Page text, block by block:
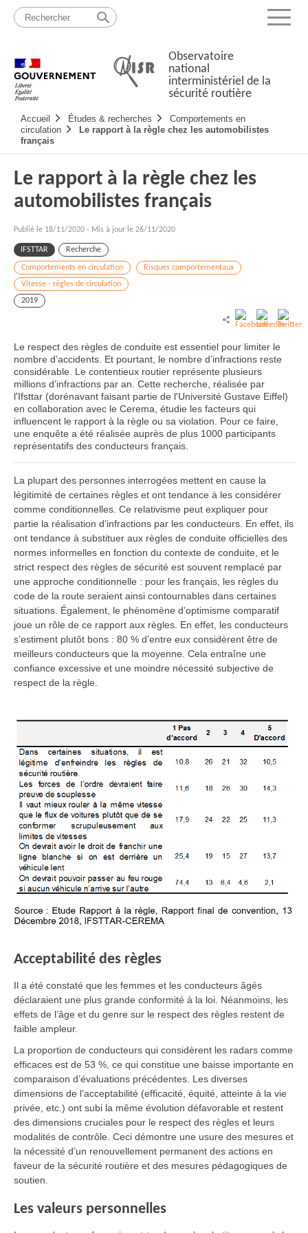
Passer
contenu
Menu
Observatoire
national
interministériel de la
sécurité routière
principale
Accueil Études & recherches
Comportements en
circulation
Le rapport à la règle chez les automobilistes
français
Le rapport à la règle chez les
automobilistes français
Publié le 18/11/2020 - Mis à jour le 26/11/2020
IFSTTAR Recherche
Comportements en circulation
Risques comportementaux
Vitesse - règles de circulation
2019
Le respect des règles de conduite est essentiel pour limiter le
nombre d’accidents. Et pourtant, le nombre d’infractions reste
considérable. Le contentieux routier représente plusieurs
millions d’infractions par an. Cette recherche, réalisée par
l'Ifsttar (dorénavant faisant partie de l'Université Gustave Eiffel)
en collaboration avec le Cerema, étudie les facteurs qui
influencent le rapport à la règle ou sa violation. Pour ce faire,
une enquête a été réalisée auprès de plus 1000 participants
représentatifs des conducteurs français.
La plupart des personnes interrogées mettent en cause la
légitimité de certaines règles et ont tendance à les considérer
comme conditionnelles. Ce relativisme peut expliquer pour
partie la réalisation d’infractions par les conducteurs. En effet, ils
ont tendance à substituer aux règles de conduite officielles des
normes informelles en fonction du contexte de conduite, et le
strict respect des règles de sécurité est souvent remplacé par
une approche conditionnelle : pour les français, les règles du
code de la route seraient ainsi contournables dans certaines
situations. Également, le phénomène d’optimisme comparatif
joue un rôle de ce rapport aux règles. En effet, les conducteurs
s’estiment plutôt bons : 80 % d’entre eux considèrent être de
meilleurs conducteurs que la moyenne. Cela entraîne une
confiance excessive et une moindre nécessité subjective de
respect de la règle.
Acceptabilité des règles
Il a été constaté que les femmes et les conducteurs âgés
déclaraient une plus grande conformité à la loi. Néanmoins, les
effets de l’âge et du genre sur le respect des règles restent de
faible ampleur.
La proportion de conducteurs qui considèrent les radars comme
efficaces est de 53 %, ce qui constitue une baisse importante en
comparaison d’évaluations précédentes. Les diverses
dimensions de l’acceptabilité (efficacité, équité, atteinte à la vie
privée, etc.) ont subi la même évolution défavorable et restent
des dimensions cruciales pour le respect des règles et leurs
modalités de contrôle. Ceci démontre une usure des mesures et
la nécessité d’un renouvellement permanent des actions en
faveur de la sécurité routière et des mesures pédagogiques de
soutien.
Les valeurs personnelles